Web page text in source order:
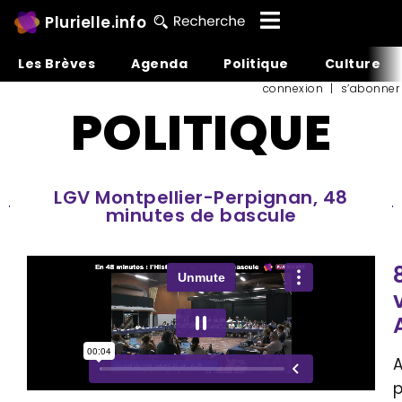
Plurielle.info
Les Brèves Agenda Politique Culture
connexion | s’abonner
POLITIQUE
LGV Montpellier-Perpignan, 48
minutes de bascule